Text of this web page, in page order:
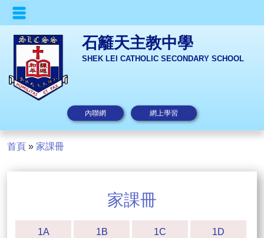
石籬天主教中學
SHEK LEI CATHOLIC SECONDARY SCHOOL
內聯網 網上學習
首頁 » 家課冊
家課冊
1A 1B 1C 1D